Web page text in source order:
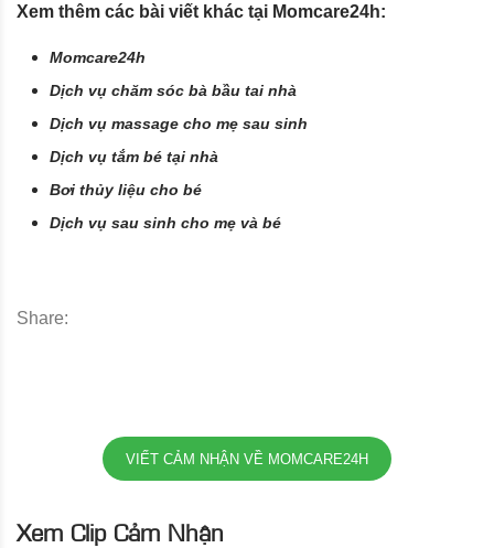
Xem thêm các bài viết khác tại Momcare24h:
Momcare24h
Dịch vụ chăm sóc bà bầu tai nhà
Dịch vụ massage cho mẹ sau sinh
Dịch vụ tắm bé tại nhà
Bơi thủy liệu cho bé
Dịch vụ sau sinh cho mẹ và bé
Share:
VIẾT CẢM NHẬN VỀ MOMCARE24H
Xem Clip Cảm Nhận